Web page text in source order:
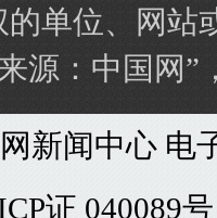
单位、网站
源：中国网
新闻中心 电
证 040089